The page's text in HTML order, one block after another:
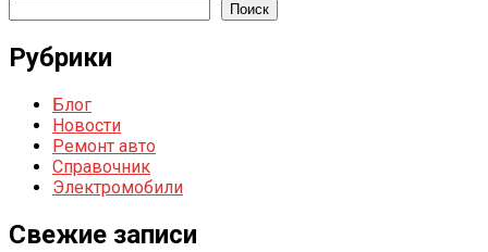
Поиск
Рубрики
Блог
Новости
Ремонт авто
Справочник
Электромобили
Свежие записи